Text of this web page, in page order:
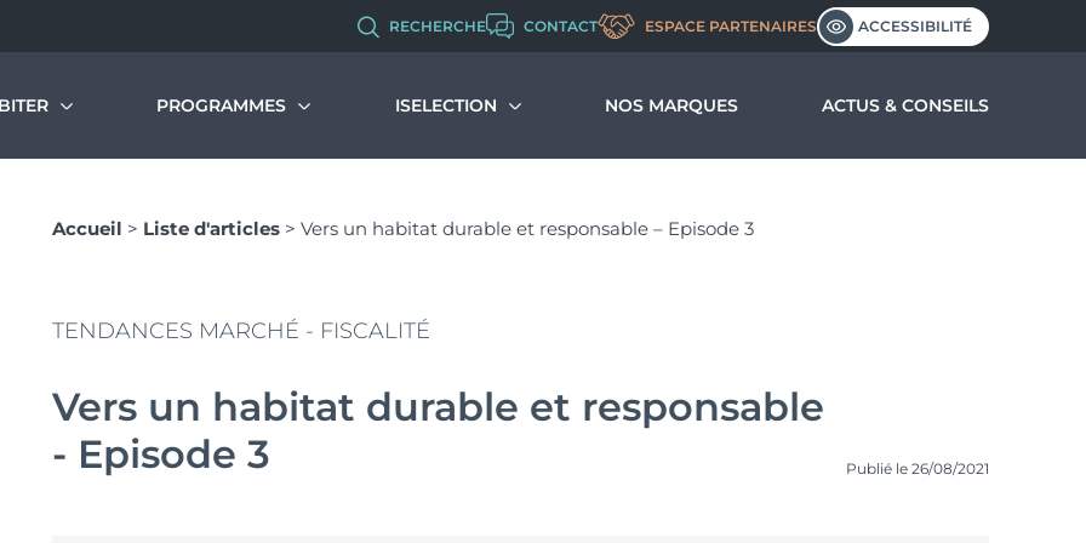
ACCESSIBILITÉ
RECHERCHE CONTACT ESPACE PARTENAIRES
Déficit Foncier
dispositifs et avantages
PROGRAMMES
Programmes d’habitation
ISELECTION
Nos métiers et nos valeurs
Recrutement
NOS MARQUES ACTUS & CONSEILS
Accueil > Liste d'articles > Vers un habitat durable et responsable – Episode 3
TENDANCES MARCHÉ - FISCALITÉ
Vers un habitat durable et responsable
- Episode 3
Publié le 26/08/2021